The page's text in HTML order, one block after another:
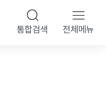
통합검색 전체메뉴